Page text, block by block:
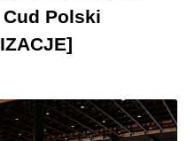
Polski